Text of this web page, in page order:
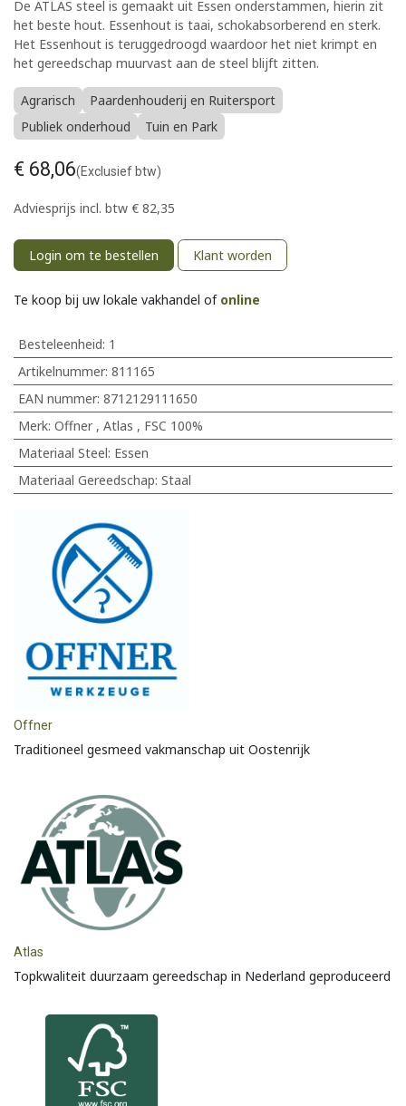
De ATLAS steel is gemaakt uit Essen onderstammen, hierin zit
het beste hout. Essenhout is taai, schokabsorberend en sterk.
Het Essenhout is teruggedroogd waardoor het niet krimpt en
het gereedschap muurvast aan de steel blijft zitten.
Agrarisch
Paardenhouderij en Ruitersport
Publiek onderhoud
Tuin en Park
€ 68,06(Exclusief btw)
Adviesprijs incl. btw € 82,35
Login om te bestellen Klant worden
Te koop bij uw lokale vakhandel of online
Besteleenheid: 1
Artikelnummer: 811165
EAN nummer: 8712129111650
Merk: Offner, Atlas , FSC 100%
Materiaal Steel: Essen
Materiaal Gereedschap: Staal
Offner
Traditioneel gesmeed vakmanschap uit Oostenrijk
Atlas
Topkwaliteit duurzaam gereedschap in Nederland geproduceerd